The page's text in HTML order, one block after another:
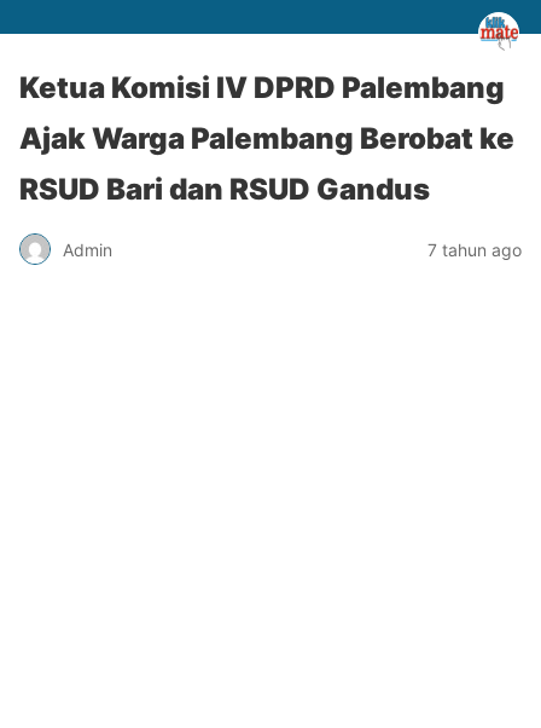
Ketua Komisi IV DPRD Palembang
Ajak Warga Palembang Berobat ke
RSUD Bari dan RSUD Gandus
Admin 7 tahun ago